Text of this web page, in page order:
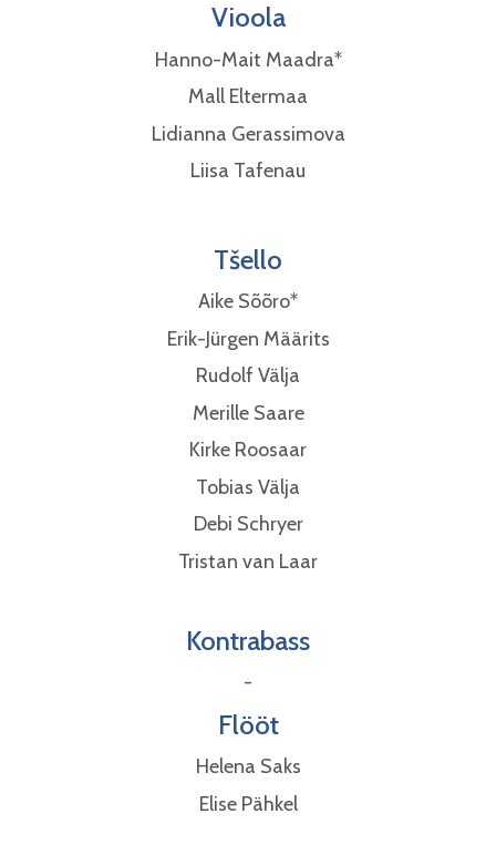
Vioola
Hanno-Mait Maadra*
Mall Eltermaa
Lidianna Gerassimova
Liisa Tafenau
Tšello
Aike Sõõro*
Erik-Jürgen Määrits
Rudolf Välja
Merille Saare
Kirke Roosaar
Tobias Välja
Debi Schryer
Tristan van Laar
Kontrabass​​​​​
-
Flööt
Helena Saks
Elise Pähkel